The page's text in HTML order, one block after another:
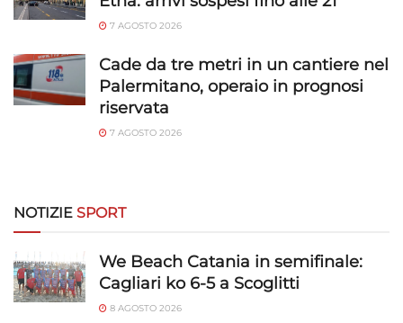
trasmesse automaticamente.
Utilizzare dati di geolocalizzazione precisi,
Riconoscere i dispositivi in base a informazioni
richieste attivamente.
Salvare e comunicare le scelte sulla
privacy.
7 AGOSTO 2026
Cade da tre metri in un cantiere nel
Palermitano, operaio in prognosi
riservata
7 AGOSTO 2026
NOTIZIE SPORT
We Beach Catania in semifinale:
Cagliari ko 6-5 a Scoglitti
8 AGOSTO 2026